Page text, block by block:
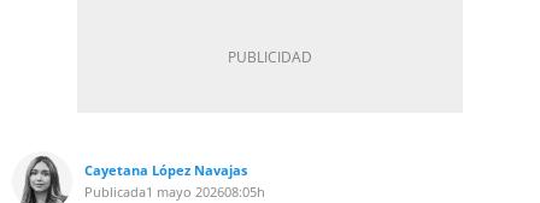
Cayetana López Navajas
Publicada1 mayo 202608:05h